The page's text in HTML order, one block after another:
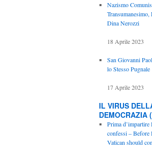
Nazismo
Dina Nerozzi
18 Aprile 2023
San Giovanni
lo Stesso Pugnale
17 Aprile 2023
IL VIRUS
DEMOCRAZIA
Prima
confessi – Before
Vatican should